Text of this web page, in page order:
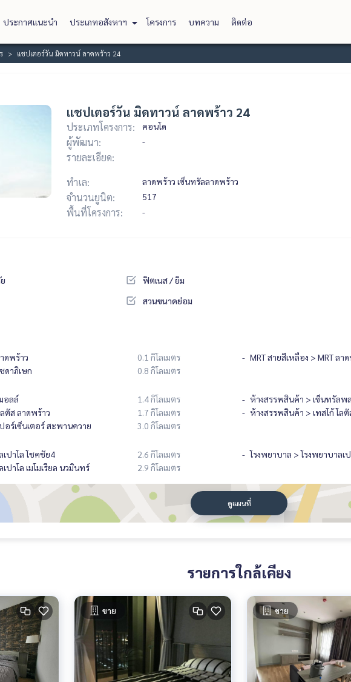
ประกาศแนะนำ ประเภทอสังหาฯ โครงการ บทความ ติดต่อ
แชปเตอร์วัน มิดทาวน์ ลาดพร้าว 24
แชปเตอร์วัน มิดทาวน์ ลาดพร้าว 24
ประเภทโครงการ: คอนโด
ผู้พัฒนา: -
รายละเอียด:
ทำเล:
ลาดพร้าว เซ็นทรัลลาดพร้าว
จำนวนยูนิต: 517
พื้นที่โครงการ: -
ฟิตเนส / ยิม
สวนขนาดย่อม
ดพร้าว
0.1 กิโลเมตร MRT สายสีเหลือง > MRT ลา
ดาภิเษก
0.8 กิโลเมตร
อลล์
1.4 กิโลเมตร ห้างสรรพสินค้า > เซ็นทรัลพ
ตัส ลาดพร้าว
1.7 กิโลเมตร ห้างสรรพสินค้า > เทสโก้ โล
ร์เซ็นเตอร์ สะพานควาย
3.0 กิโลเมตร
ปาโล โชคชัย4
2.6 กิโลเมตร โรงพยาบาล > โรงพยาบาลเ
ปาโล เมโมเรียล นวมินทร์
2.9 กิโลเมตร
ดูแผนที่
รายการใกล้เคียง
ขาย ขาย